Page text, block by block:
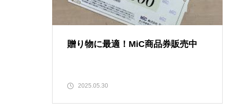
贈り物に最適！MiC商品券販売中
2025.05.30